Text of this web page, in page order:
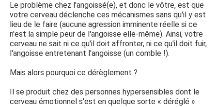
Le problème chez l'angoissé(e), et donc le vôtre, est que
votre cerveau déclenche ces mécanismes sans qu'il y est
lieu de le faire (aucune agression imminente réelle si ce
n'est la simple peur de l'angoisse elle-même). Ainsi, votre
cerveau ne sait ni ce qu'il doit affronter, ni ce qu'il doit fuir,
l'angoisse entretenant l'angoisse (un comble !).
Mais alors pourquoi ce dérèglement ?
Il se produit chez des personnes hypersensibles dont le
cerveau émotionnel s'est en quelque sorte « déréglé ».